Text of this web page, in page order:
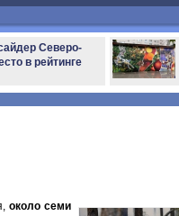
Северо-
в рейтинге
около семи